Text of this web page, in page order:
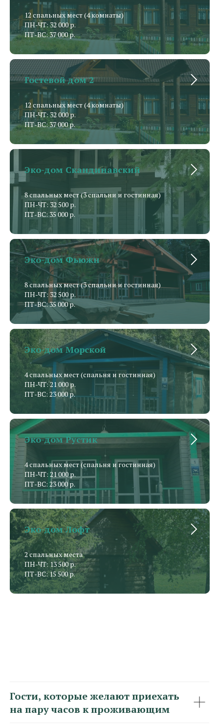
12 спальных мест (4 комнаты)
ПН-ЧТ: 32 000 р.
ПТ-ВС: 37 000 р.
Гостевой дом 2
12 спальных мест (4 комнаты)
ПН-ЧТ: 32 000 р.
ПТ-ВС: 37 000 р.
Эко-дом Скандинавский
8 спальных мест (3 спальни и гостинная)
ПН-ЧТ: 32 500 р.
ПТ-ВС: 35 000 р.
Эко-дом Фьюжн
8 спальных мест (3 спальни и гостинная)
ПН-ЧТ: 32 500 р.
ПТ-ВС: 35 000 р.
Эко-дом Морской
4 спальных мест (спальня и гостинная)
ПН-ЧТ: 21 000 р.
ПТ-ВС: 23 000 р.
Эко-дом Рустик
4 спальных мест (спальня и гостинная)
ПН-ЧТ: 21 000 р.
ПТ-ВС: 23 000 р.
Эко-дом Лофт
2 спальных места
ПН-ЧТ: 13 500 р.
ПТ-ВС: 15 500 р.
Гости, которые желают приехать
на пару часов к проживающим